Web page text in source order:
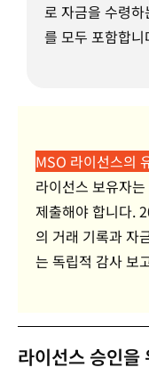
로 자금을 수령
를 모두 포함합니
MSO 라이선스의
라이선스 보유자
제출해야 합니다.
의 거래 기록과 자
는 독립적 감사 보
라이선스 승인을